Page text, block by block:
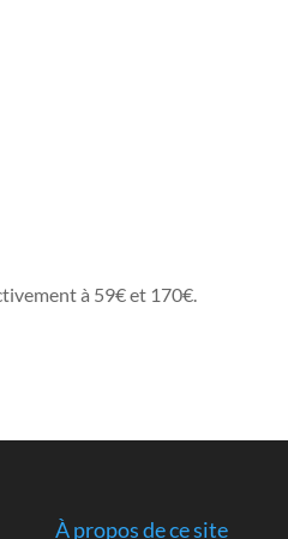
à 59€ et 170€.
À propos de ce site